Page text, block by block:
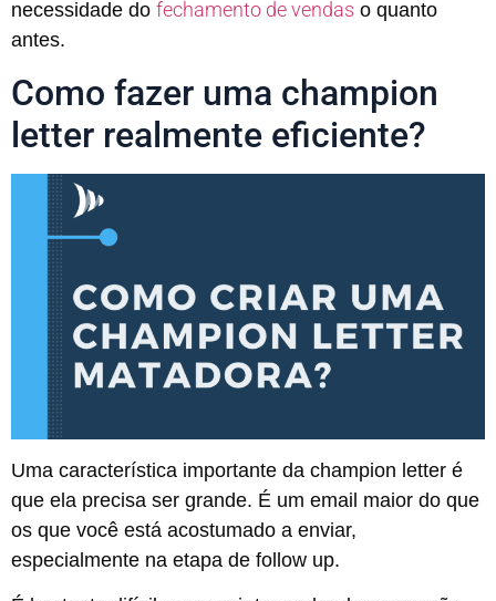
necessidade do fechamento de vendas o quanto
antes.
Como fazer uma champion
letter realmente eficiente?
Uma característica importante da champion letter é
que ela precisa ser grande. É um email maior do que
os que você está acostumado a enviar,
especialmente na etapa de follow up.